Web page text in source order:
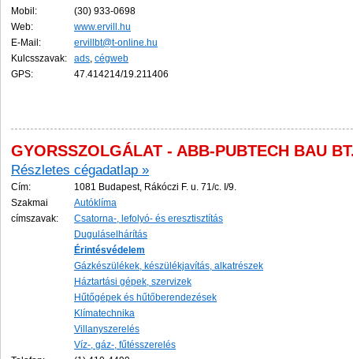
Mobil:
(30) 933-0698
Web:
www.ervill.hu
E-Mail:
ervillbt@t-online.hu
Kulcsszavak:
ads, cégweb
GPS:
47.414214/19.211406
GYORSSZOLGÁLAT - ABB-PUBTECH BAU
Részletes cégadatlap »
Cím:
1081 Budapest, Rákóczi F. u. 71/c. I/9.
Szakmai
címszavak:
Autóklíma
Csatorna-, lefolyó- és eresztisztítás
Duguláselhárítás
Érintésvédelem
Gázkészülékek, készülékjavítás, alkatrészek
Háztartási gépek, szervizek
Hűtőgépek és hűtőberendezések
Klímatechnika
Villanyszerelés
Víz-, gáz-, fűtésszerelés